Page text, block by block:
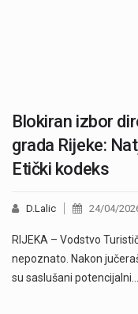
Blokiran izbor
grada Rijeke:
Etički kodeks
D.Lalic 24/04/
RIJEKA – Vodstvo
nepoznato. Nakon
su saslušani potencijalni…